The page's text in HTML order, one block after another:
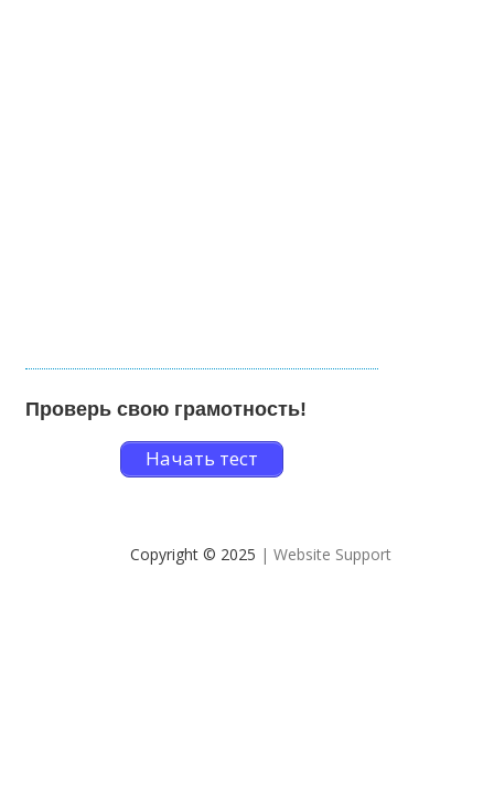
Проверь свою грамотность!
Начать тест
Copyright © 2025 | Website Support